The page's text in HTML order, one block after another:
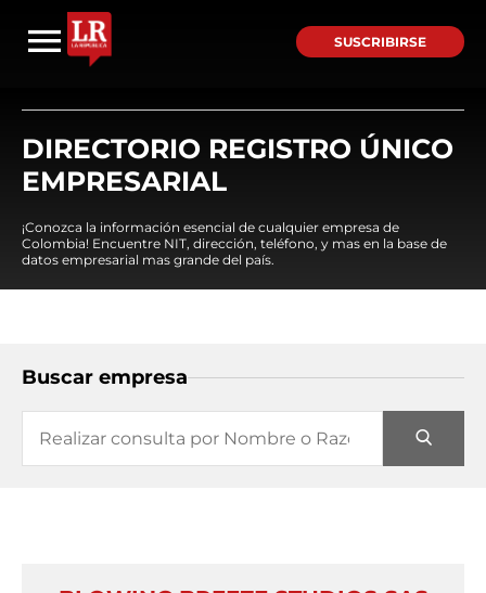
SUSCRIBIRSE
DIRECTORIO REGISTRO ÚNICO
EMPRESARIAL
¡Conozca la información esencial de cualquier empresa de
Colombia! Encuentre NIT, dirección, teléfono, y mas en la base de
datos empresarial mas grande del país.
Buscar empresa